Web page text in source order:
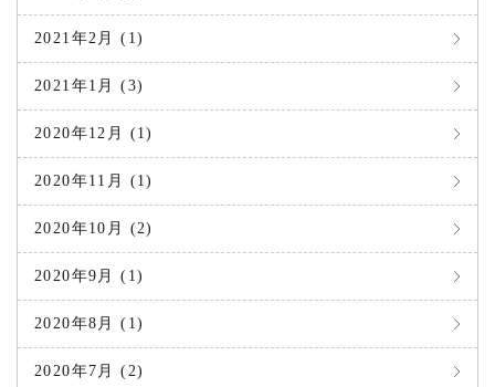
2021年2月 (1)
2021年1月 (3)
2020年12月 (1)
2020年11月 (1)
2020年10月 (2)
2020年9月 (1)
2020年8月 (1)
2020年7月 (2)